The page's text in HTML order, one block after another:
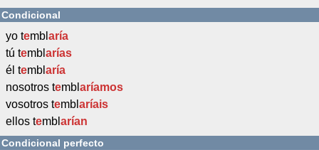
Condicional
yo tembl aría
tú tembl arías
él tembl aría
nosotros tembl aríamos
vosotros tembl aríais
ellos tembl arían
Condicional perfecto